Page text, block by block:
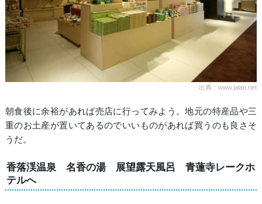
出典：www.jalan.net
朝食後に余裕があれば売店に行ってみよう。地元の特産品や三
重のお土産が置いてあるのでいいものがあれば買うのも良さそ
うだ。
香落渓温泉 名香の湯 展望露天風呂 青蓮寺レークホ
テルへ